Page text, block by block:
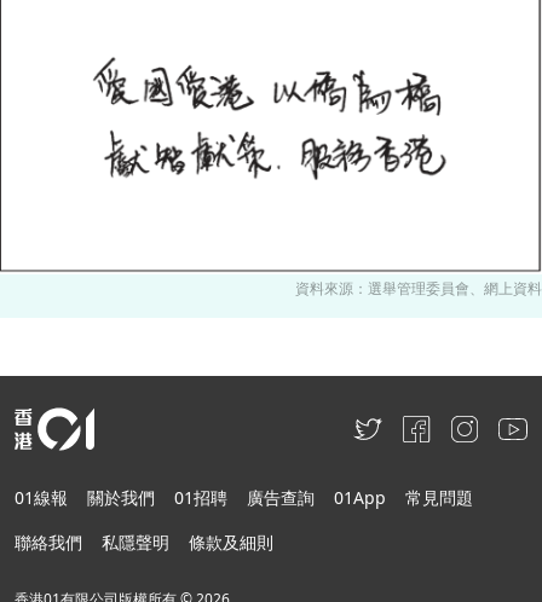
資料來源：選舉管理委員會、網上資料
01線報 關於我們 01招聘 廣告查詢 01App
常見問題
聯絡我們
私隱聲明 條款及細則